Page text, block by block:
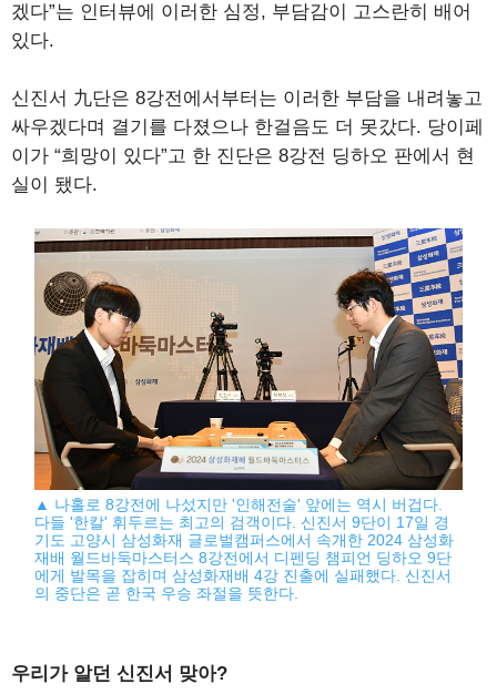
겠다”는 인터뷰에 이러한 심정, 부담감이 고스란히 배어
있다.
신진서 九단은 8강전에서부터는 이러한 부담을 내려놓고
싸우겠다며 결기를 다졌으나 한걸음도 더 못갔다. 당이페
이가 “희망이 있다”고 한 진단은 8강전 딩하오 판에서 현
실이 됐다.
▲ 나홀로 8강전에 나섰지만 '인해전술' 앞에는 역시 버겁다.
다들 '한칼' 휘두르는 최고의 검객이다. 신진서 9단이 17일 경
기도 고양시 삼성화재 글로벌캠퍼스에서 속개한 2024 삼성화
재배 월드바둑마스터스 8강전에서 디펜딩 챔피언 딩하오 9단
에게 발목을 잡히며 삼성화재배 4강 진출에 실패했다. 신진서
의 중단은 곧 한국 우승 좌절을 뜻한다.
우리가 알던 신진서 맞아?